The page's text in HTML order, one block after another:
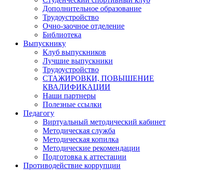
Дополнительное образование
Трудоустройство
Очно-заочное отделение
Библиотека
Выпускнику
Клуб выпускников
Лучшие выпускники
Трудоустройство
СТАЖИРОВКИ, ПОВЫШЕНИЕ
КВАЛИФИКАЦИИ
Наши партнеры
Полезные ссылки
Педагогу
Виртуальный методический кабинет
Методическая служба
Методическая копилка
Методические рекомендации
Подготовка к аттестации
Противодействие коррупции